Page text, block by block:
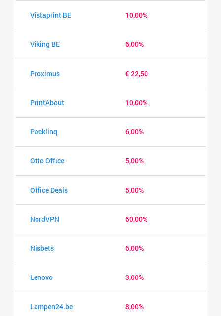
Vistaprint BE 10,00%
Viking BE 6,00%
Proximus € 22,50
PrintAbout 10,00%
Packlinq 6,00%
Otto Office 5,00%
Office Deals 5,00%
NordVPN 60,00%
Nisbets 6,00%
Lenovo 3,00%
Lampen24.be 8,00%